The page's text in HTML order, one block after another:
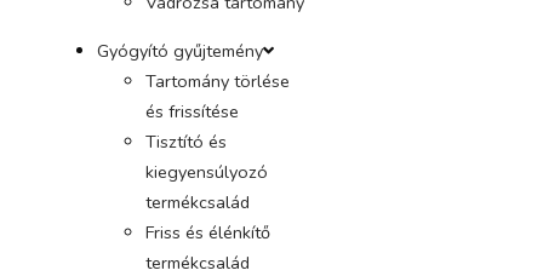
Gyógyító gyűjtemény
Tartomány törlése
és frissítése
Tisztító és
kiegyensúlyozó
termékcsalád
Friss és élénkítő
termékcsalád